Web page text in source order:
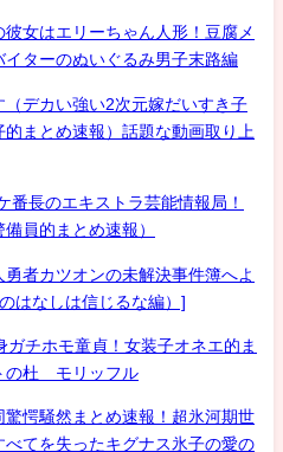
女はエリーちゃん人形！豆腐メ
ターのぬいぐるみ男子末路編
デカい強い2次元嫁だいすき子
まとめ速報）話題な動画取り上
番長のエキストラ芸能情報局！
員的まとめ速報）
者カツオンの未解決事件簿へよ
はなしは信じるな編）]
チホモ童貞！女装子オネエ的ま
の杜 モリッフル
愕騒然まとめ速報！超氷河期世
てを失ったキグナス氷子の愛の